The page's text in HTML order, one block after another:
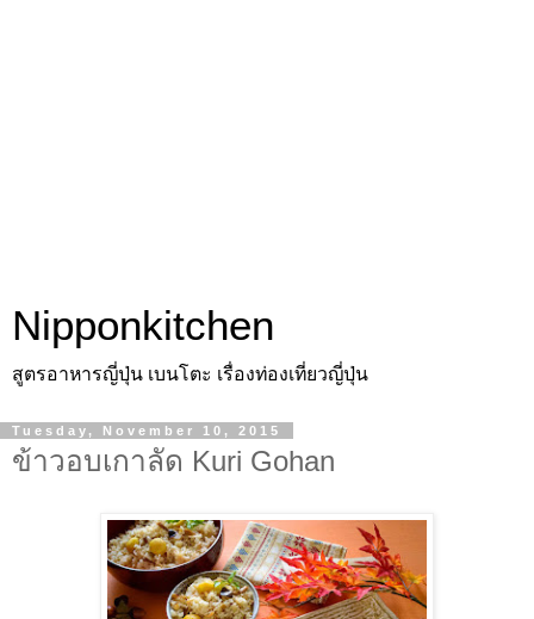
Nipponkitchen
สูตรอาหารญี่ปุ่น เบนโตะ เรื่องท่องเที่ยวญี่ปุ่น
Tuesday, November 10, 2015
ข้าวอบเกาลัด Kuri Gohan